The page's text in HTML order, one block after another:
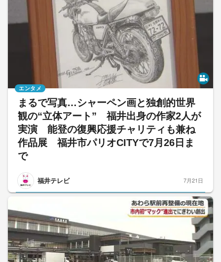
まるで写真…シャーペン画と独創的世界
観の“立体アート” 福井出身の作家2人が
実演 能登の復興応援チャリティも兼ね
作品展 福井市パリオCITYで7月26日ま
で
福井テレビ
エンタメ
7月21日